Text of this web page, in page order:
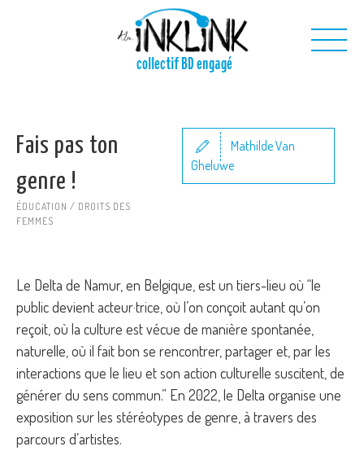
collectif BD engagé
Nos projets
Nos outils
Fais pas ton
genre !
ÉDUCATION / DROITS DES
FEMMES
Mathilde Van
Gheluwe
Le Delta de Namur, en Belgique, est un tiers-lieu où “le
public devient acteur·trice, où l’on conçoit autant qu’on
reçoit, où la culture est vécue de manière spontanée,
naturelle, où il fait bon se rencontrer, partager et, par les
interactions que le lieu et son action culturelle suscitent, de
générer du sens commun.” En 2022, le Delta organise une
exposition sur les stéréotypes de genre, à travers des
parcours d’artistes.